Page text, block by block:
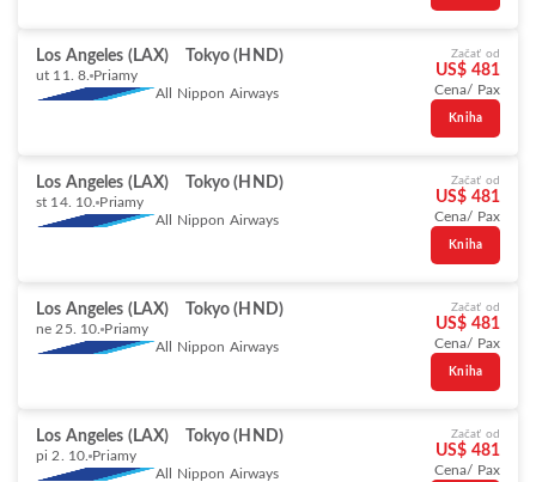
Los Angeles (LAX) Tokyo (HND)
ut 11. 8. Priamy
All Nippon Airways
Začať od
US$ 481
Cena/ Pax
Kniha
Los Angeles (LAX) Tokyo (HND)
st 14. 10. Priamy
All Nippon Airways
Začať od
US$ 481
Cena/ Pax
Kniha
Los Angeles (LAX) Tokyo (HND)
ne 25. 10. Priamy
All Nippon Airways
Začať od
US$ 481
Cena/ Pax
Kniha
Los Angeles (LAX) Tokyo (HND)
pi 2. 10. Priamy
All Nippon Airways
Začať od
US$ 481
Cena/ Pax